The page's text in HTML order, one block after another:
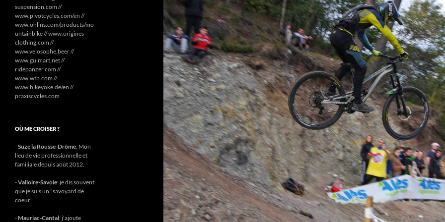
suspension.com //
www.pivotcycles.com/en //
www.ohlins.com/products/mo
untainbike // www.origines-
clothing.com //
www.velosophe.beer //
www.guimart.net //
ridepanzer.com //
www.wtb.com //
www.bikeyoke.de/en //
praxiscycles.com
OÙ ME CROISER ?
-Suze la Rousse-Drôme: Mon
lieu de vie professionnelle et
familiale depuis août 2012.
-Valloire-Savoie: je dis souvent
que je suis un "savoyard de
coeur".
- Mauriac-Cantal: j'ajoute